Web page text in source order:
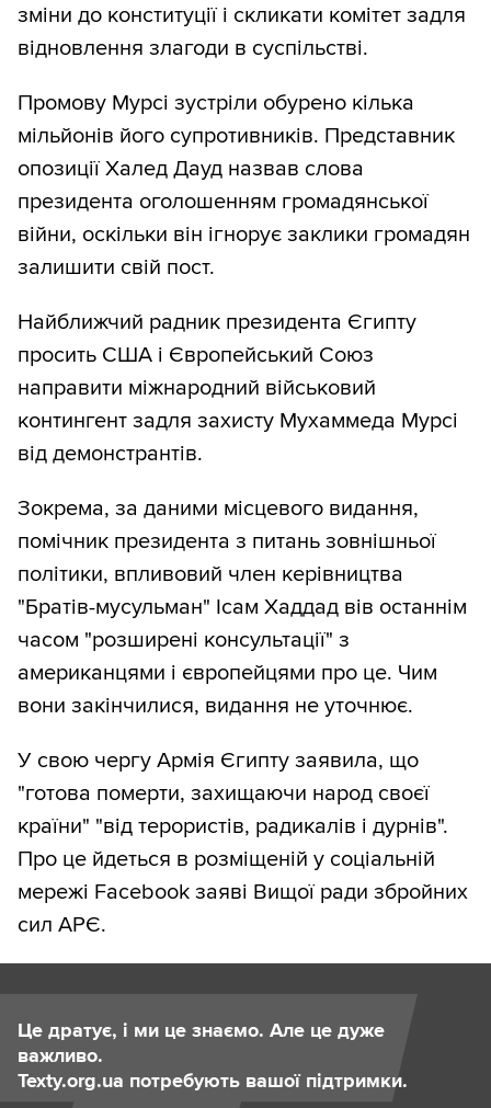
зміни до конституції і скликати комітет задля
відновлення злагоди в суспільстві.
Промову Мурсі зустріли обурено кілька
мільйонів його супротивників. Представник
опозиції Халед Дауд назвав слова
президента оголошенням громадянської
війни, оскільки він ігнорує заклики громадян
залишити свій пост.
Найближчий радник президента Єгипту
просить США і Європейський Союз
направити міжнародний військовий
контингент задля захисту Мухаммеда Мурсі
від демонстрантів.
Зокрема, за даними місцевого видання,
помічник президента з питань зовнішньої
політики, впливовий член керівництва
"Братів-мусульман" Ісам Хаддад вів останнім
часом "розширені консультації" з
американцями і європейцями про це. Чим
вони закінчилися, видання не уточнює.
У свою чергу Армія Єгипту заявила, що
"готова померти, захищаючи народ своєї
країни" "від терористів, радикалів і дурнів".
Про це йдеться в розміщеній у соціальній
мережі Facebook заяві Вищої ради збройних
сил АРЄ.
Це дратує, і ми це знаємо. Але це дуже
важливо.
Texty.org.ua потребують вашої підтримки.